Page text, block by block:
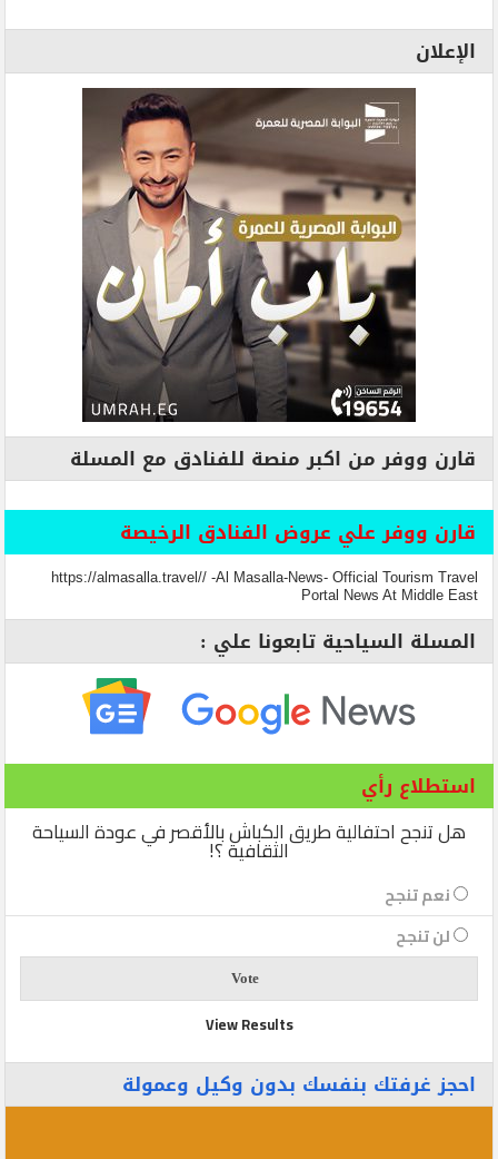
الإعلان
قارن ووفر من اكبر منصة للفنادق مع المسلة
قارن ووفر علي عروض الفنادق الرخيصة
https://almasalla.travel// -Al Masalla-News- Official Tourism Travel
Portal News At Middle East
المسلة السياحية تابعونا علي :
استطلاع رأي
هل تنجح احتفالية طريق الكباش بالأقصر في عودة السياحة
الثقافية ؟!
نعم تنجح
لن تنجح
View Results
احجز غرفتك بنفسك بدون وكيل وعمولة